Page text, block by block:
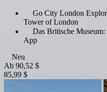
Go City London
Tower of London
Das Britische
App
Neu
Ab 90,52 $
85,99 $